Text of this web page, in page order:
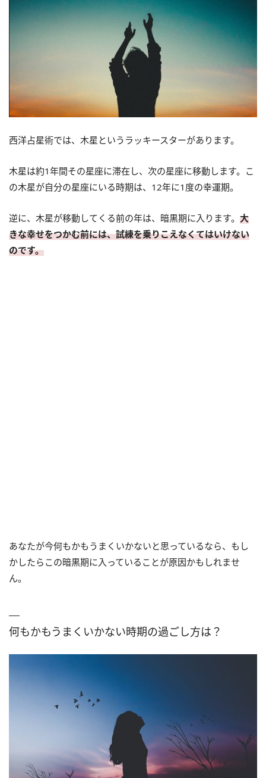
西洋占星術では、木星というラッキースターがあります。
木星は約1年間その星座に滞在し、次の星座に移動します。こ
の木星が自分の星座にいる時期は、12年に1度の幸運期。
逆に、木星が移動してくる前の年は、暗黒期に入ります。 大
きな幸せをつかむ前には、試練を乗りこえなくてはいけない
のです。
あなたが今何もかもうまくいかないと思っているなら、もし
かしたらこの暗黒期に入っていることが原因かもしれませ
ん。
何もかもうまくいかない時期の過ごし方は？